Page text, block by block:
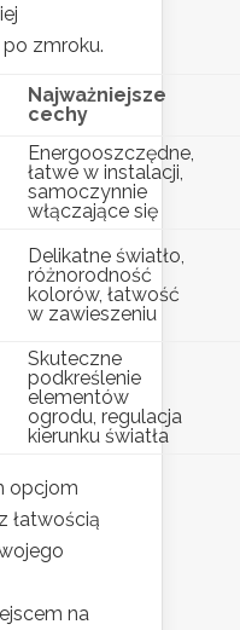
zmroku.
Najważniejsze
cechy
Energooszczędne,
łatwe w instalacji,
samoczynnie
włączające się
Delikatne światło,
różnorodność
kolorów, łatwość
w zawieszeniu
Skuteczne
podkreślenie
elementów
ogrodu, regulacja
kierunku światła
opcjom
łatwością
na